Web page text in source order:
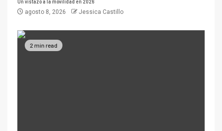
agosto 8, 2026 Jessica Castillo
2 min read